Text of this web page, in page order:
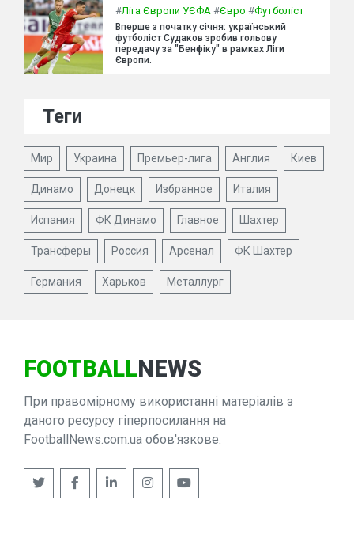
#Ліга Європи УЄФА #Євро #Футболіст
Вперше з початку січня: український
футболіст Судаков зробив гольову
передачу за "Бенфіку" в рамках Ліги
Європи.
Теги
Мир Украина Премьер-лига Англия Киев
Динамо Донецк Избранное Италия
Испания ФК Динамо Главное Шахтер
Трансферы Россия Арсенал ФК Шахтер
Германия Харьков Металлург
FOOTBALLNEWS
При правомірному використанні матеріалів з
даного ресурсу гіперпосилання на
FootballNews.com.ua обов'язкове.